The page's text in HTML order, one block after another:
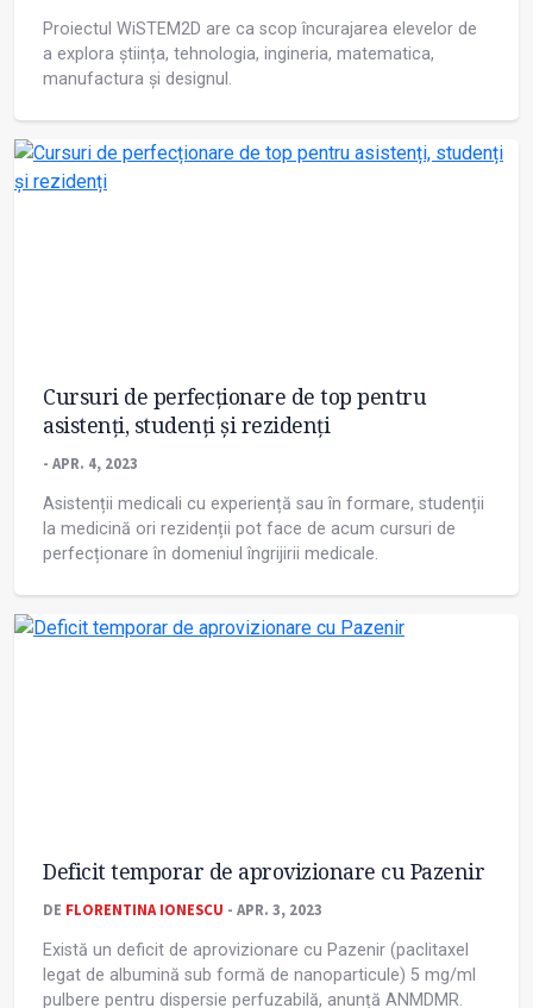
Proiectul WiSTEM2D are ca scop încurajarea elevelor de
a explora știința, tehnologia, ingineria, matematica,
manufactura și designul.
Cursuri de perfecționare de top pentru
asistenți, studenți și rezidenți
- APR. 4, 2023
Asistenții medicali cu experiență sau în formare, studenții
la medicină ori rezidenții pot face de acum cursuri de
perfecționare în domeniul îngrijirii medicale.
Deficit temporar de aprovizionare cu Pazenir
DE FLORENTINA IONESCU - APR. 3, 2023
Există un deficit de aprovizionare cu Pazenir (paclitaxel
legat de albumină sub formă de nanoparticule) 5 mg/ml
pulbere pentru dispersie perfuzabilă, anunță ANMDMR.